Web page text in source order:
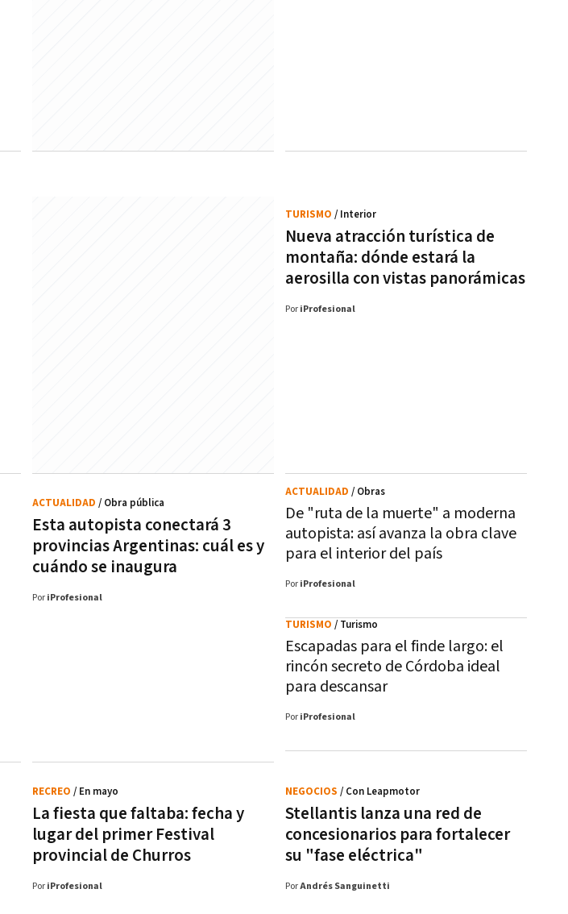
Nueva atracción turística de
montaña: dónde estará la
aerosilla con vistas panorámicas
TURISMO / Interior
Por iProfesional
Esta autopista conectará 3
provincias Argentinas: cuál es y
cuándo se inaugura
ACTUALIDAD / Obra pública
Por iProfesional
De "ruta de la muerte" a moderna
autopista: así avanza la obra clave
para el interior del país
ACTUALIDAD / Obras
Por iProfesional
Escapadas para el finde largo: el
rincón secreto de Córdoba ideal
para descansar
TURISMO / Turismo
Por iProfesional
La fiesta que faltaba: fecha y
lugar del primer Festival
provincial de Churros
RECREO / En mayo
Por iProfesional
Stellantis lanza una red de
concesionarios para fortalecer
su "fase eléctrica"
NEGOCIOS / Con Leapmotor
PorAndrés Sanguinetti